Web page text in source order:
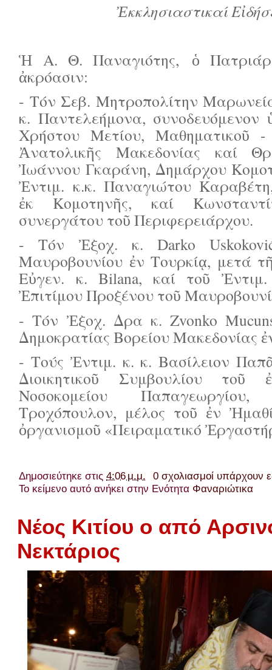
Ἐκκλησιαστικαί
Ἡ Α. Θ. Παναγιότης, ὁ
ἀκρόασιν:
- Τόν Σεβ. Μητροπολίτην
κ. Παντελεήμονα,
Χρήστου Μετίου, Μαθηματικοῦ -
Ἀνατολικῆς Μακεδονίας καί
Ἰωάννου Γκαράνη, Δημάρχου
Ἐντιμ. κ.κ. Παναγιώτου Καραβέτη,
ἐκ Κομοτηνῆς, καί
συνεργάτου τοῦ Περιφερειάρχου.
- Τόν Ἐξοχ. κ. Darko
Μαυροβουνίου ἐν Τουρκίᾳ, μετά
Εὐγεν. κ. Bilana, καί τοῦ
Ἐπιτίμου Προξένου τοῦ
- Τόν Ἐξοχ. Δρα κ. Zvonko
Δημοκρατίας Βορείου Μακεδονίας
- Τούς Ἐντιμ. κ. κ. Βασίλειον
Διοικητικοῦ Συμβουλίου τοῦ
Νοσοκομείου
Τροχόπουλον, μέλος τοῦ ἐν
ὀργανισμοῦ «Πειραματικό
Δημοσιεύτηκε στις4:06 μ.μ.
0 σχολιασμοί υπάρχουν
Το κείμενο αυτό ανήκει στην Ενότητα Φαναριώτικα
Νέος Κιτίου ο από
Νεκτάριος